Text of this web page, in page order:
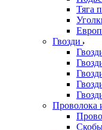
Тяга
Гвозди
Проволока